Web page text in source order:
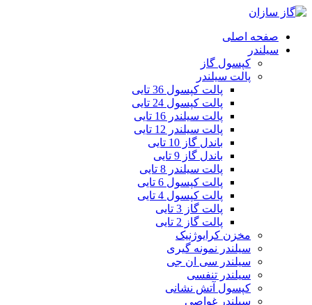
صفحه اصلی
سیلندر
کپسول گاز
پالت سیلندر
پالت کپسول 36 تایی
پالت کپسول 24 تایی
پالت سیلندر 16 تایی
پالت سیلندر 12 تایی
باندل گاز 10 تایی
باندل گاز 9 تایی
پالت سیلندر 8 تایی
پالت کپسول 6 تایی
پالت کپسول 4 تایی
پالت گاز 3 تایی
پالت گاز 2 تایی
مخزن کرایوژنیک
سیلندر نمونه گیری
سیلندر سی ان جی
سیلندر تنفسی
کپسول آتش نشانی
سیلندر غواصی